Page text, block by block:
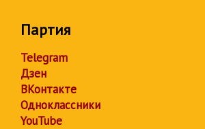
Партия
Telegram
Дзен
ВКонтакте
Одноклассники
YouTube